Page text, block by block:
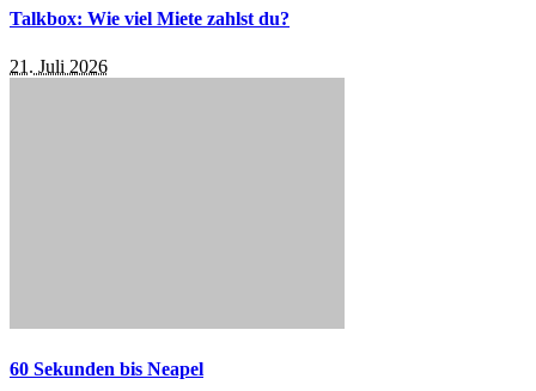
Talkbox: Wie viel Miete zahlst du?
21. Juli 2026
60 Sekunden bis Neapel